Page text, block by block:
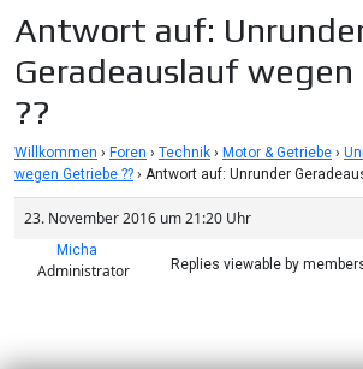
Antwort auf:
Geradeauslauf
??
Willkommen › Foren › Technik › Motor & Getriebe ›
wegen Getriebe ?? › Antwort auf: Unrunder
23. November 2016 um 21:20 Uhr
Micha
Administrator Replies viewable by